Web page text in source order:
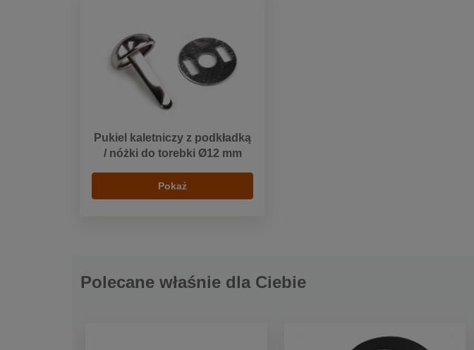
Pukiel kaletniczy z podkładką
/ nóżki do torebki Ø12 mm
Pokaż
Polecane właśnie dla Ciebie